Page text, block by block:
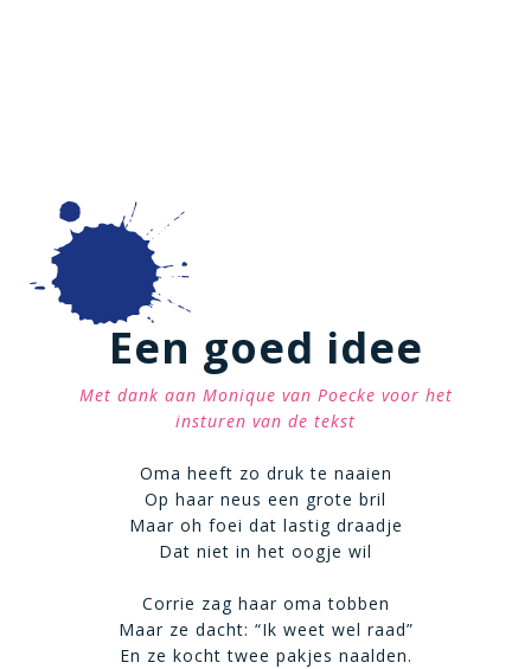
Een goed idee
Met dank aan Monique van Poecke voor het
insturen van de tekst
Oma heeft zo druk te naaien
Op haar neus een grote bril
Maar oh foei dat lastig draadje
Dat niet in het oogje wil
Corrie zag haar oma tobben
Maar ze dacht: “Ik weet wel raad”
En ze kocht twee pakjes naalden.